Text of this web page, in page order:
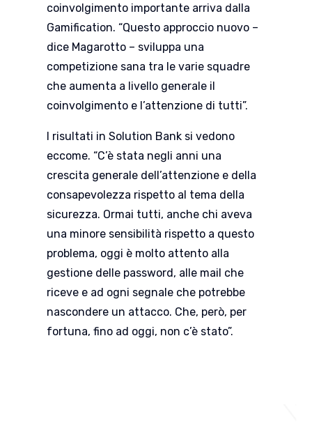
coinvolgimento importante arriva dalla
Gamification. “Questo approccio nuovo –
dice Magarotto – sviluppa una
competizione sana tra le varie squadre
che aumenta a livello generale il
coinvolgimento e l’attenzione di tutti”.
I risultati in Solution Bank si vedono
eccome. “C’è stata negli anni una
crescita generale dell’attenzione e della
consapevolezza rispetto al tema della
sicurezza. Ormai tutti, anche chi aveva
una minore sensibilità rispetto a questo
problema, oggi è molto attento alla
gestione delle password, alle mail che
riceve e ad ogni segnale che potrebbe
nascondere un attacco. Che, però, per
fortuna, fino ad oggi, non c’è stato”.